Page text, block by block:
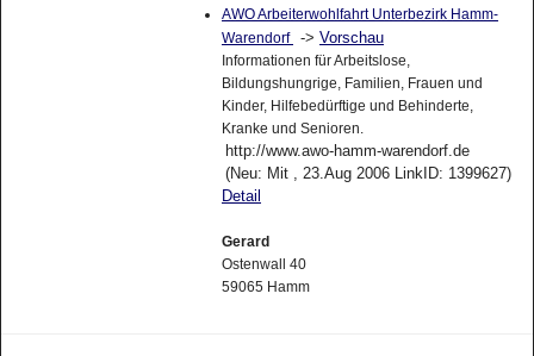
AWO Arbeiterwohlfahrt Unterbezirk Hamm-
Warendorf -> Vorschau
Informationen für Arbeitslose,
Bildungshungrige, Familien, Frauen und
Kinder, Hilfebedürftige und Behinderte,
Kranke und Senioren.
http://www.awo-hamm-warendorf.de
(Neu: Mit , 23.Aug 2006 LinkID: 1399627)
Detail
Gerard
Ostenwall 40
59065 Hamm